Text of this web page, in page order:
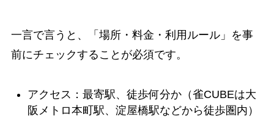
一言で言うと、「場所・料金・利用ルール」を事
前にチェックすることが必須です。
アクセス：最寄駅、徒歩何分か（雀CUBEは大
阪メトロ本町駅、淀屋橋駅などから徒歩圏内）